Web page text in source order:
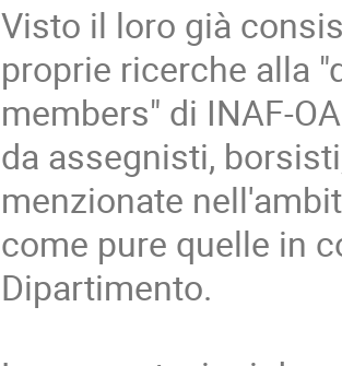
Visto il loro già
proprie ricerche alla
members" di INAF-
da assegnisti,
menzionate
come pure quelle in
Dipartimento.